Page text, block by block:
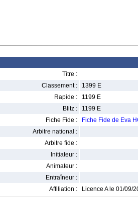
Titre :
Classement :
1399 E
Rapide :
1199 E
Blitz :
1199 E
Fiche Fide :
Fiche Fide de Eva
Arbitre national :
Arbitre fide :
Initiateur :
Animateur :
Entraîneur :
Affiliation :
Licence A le 01/09/